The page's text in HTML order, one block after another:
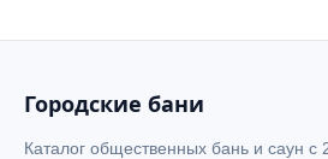
Городские бани
Каталог общественных бань и саун с